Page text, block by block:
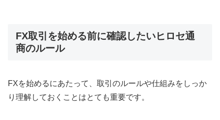
FX取引を始める前に確認したいヒロセ通
商のルール
FXを始めるにあたって、取引のルールや仕組みをしっか
り理解しておくことはとても重要です。